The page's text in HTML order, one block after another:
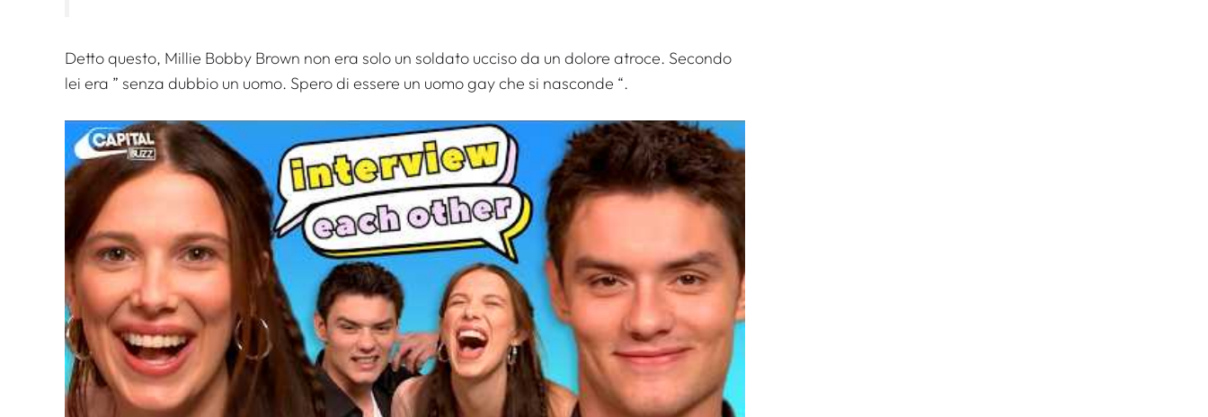
Detto questo, Millie Bobby Brown non era solo un soldato ucciso da un dolore atroce. Secondo
lei era ” senza dubbio un uomo. Spero di essere un uomo gay che si nasconde “.